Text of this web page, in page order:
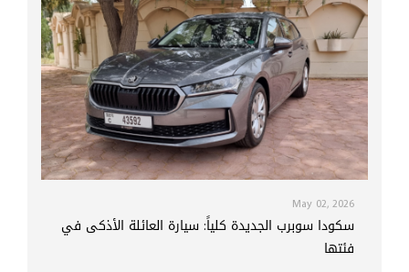
May 02, 2026
سكودا سوبرب الجديدة كلياً: سيارة العائلة الأذكى في
فئتها